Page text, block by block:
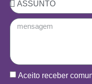
Aceito receber